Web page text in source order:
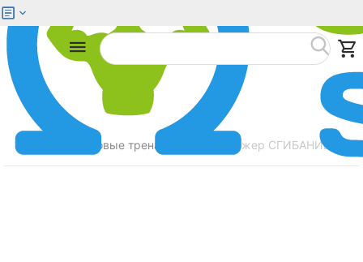
Силовые тренажеры Тренажер СГИБАНИЕ /
Меню Найти